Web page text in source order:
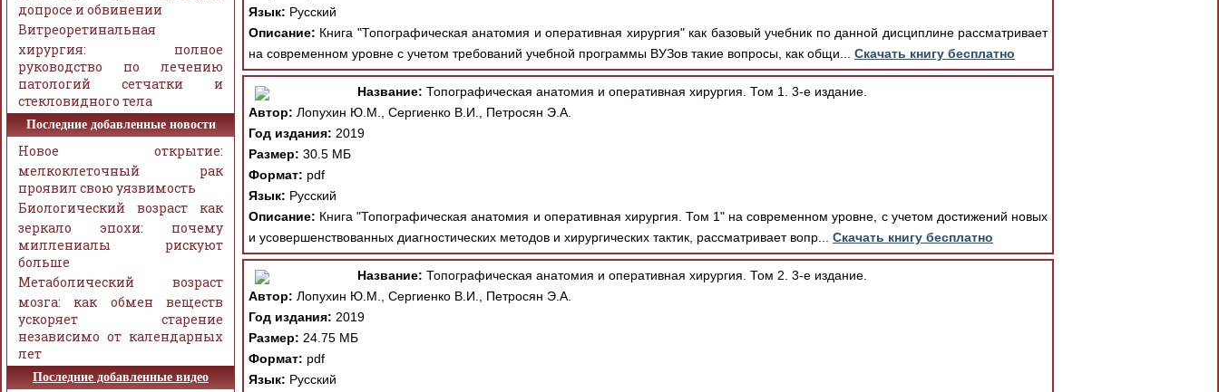
Язык: Русский
Описание: Книга "Топографическая анатомия и оперативная хирургия" как базовый учебник по данной дисциплине рассматривает
на современном уровне с учетом требований учебной программы ВУЗов такие вопросы, как общи... Скачать книгу бесплатно
Название: Топографическая анатомия и оперативная хирургия. Том 1. 3-е издание.
Автор: Лопухин Ю.М., Сергиенко В.И., Петросян Э.А.
Год издания: 2019
Размер: 30.5 МБ
Формат: pdf
Язык: Русский
Описание: Книга "Топографическая анатомия и оперативная хирургия. Том 1" на современном уровне, с учетом достижений новых
и усовершенствованных диагностических методов и хирургических тактик, рассматривает вопр... Скачать книгу бесплатно
Название: Топографическая анатомия и оперативная хирургия. Том 2. 3-е издание.
Автор: Лопухин Ю.М., Сергиенко В.И., Петросян Э.А.
Год издания: 2019
Размер: 24.75 МБ
Формат: pdf
Язык: Русский
допросе и обвинении
Витреоретинальная
хирургия: полное
руководство по лечению
патологий сетчатки и
стекловидного тела
Последние добавленные новости
Новое открытие:
мелкоклеточный рак
проявил свою уязвимость
Биологический возраст как
зеркало эпохи: почему
миллениалы рискуют
больше
Метаболический возраст
мозга: как обмен веществ
ускоряет старение
независимо от календарных
лет
Последние добавленные видео